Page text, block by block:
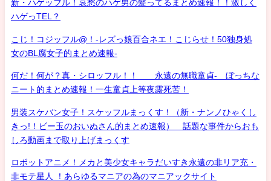
新・ハゲッフル！哀愁のハゲ男の髪ってるまとめ速報！！激しく
ハゲっTEL？
こじ！コジッフル@！-レズっ娘百合ネエ！こじらせ！50独身処
女のBL腐女子的まとめ速報-
何だ！何が？真・シロッフル！！ 永遠の無職童貞- ぼっちな
ニート的まとめ速報！一生童貞上等夜露死苦！
男装スケバン女子！スケッフルまっくす！（新・ナンノひゃくし
きっ!！ビー玉のおいぬさん的まとめ速報） 話題な事件からおも
しろ動画まで取り上げまっくす
ロボットアニメ！メカと美少女キャラだいすき永遠の非リア充・
非モテ星人 ！あらゆるマニアの為のマニアックサイト